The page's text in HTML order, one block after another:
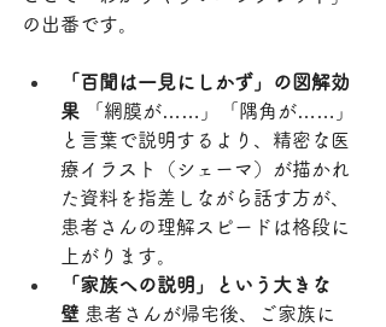
の出番です。
「百聞は一見にしかず」の図解効
果 「網膜が……」「隅角が……」
と言葉で説明するより、精密な医
療イラスト（シェーマ）が描かれ
た資料を指差しながら話す方が、
患者さんの理解スピードは格段に
上がります。
「家族への説明」という大きな
壁 患者さんが帰宅後、ご家族に